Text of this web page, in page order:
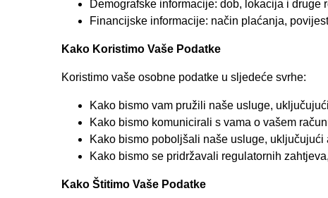
Demografske informacije: dob, lokacija i druge
Financijske informacije: način plaćanja,
Kako Koristimo Vaše Podatke
Koristimo vaše osobne podatke u sljedeće svrhe:
Kako bismo vam pružili naše usluge,
Kako bismo komunicirali s vama o vašem
Kako bismo poboljšali naše usluge,
Kako bismo se pridržavali regulatornih
Kako Štitimo Vaše Podatke